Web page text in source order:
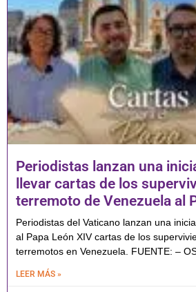
Periodistas lanzan una
llevar cartas de los
terremoto de Venezuela al
Periodistas del Vaticano lanzan una
al Papa León XIV cartas de los
terremotos en Venezuela. FUENTE: –
LEER MÁS »